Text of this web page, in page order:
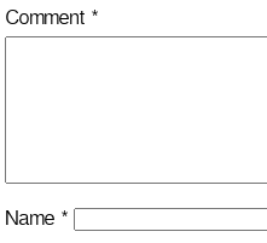
Comment *
Name *